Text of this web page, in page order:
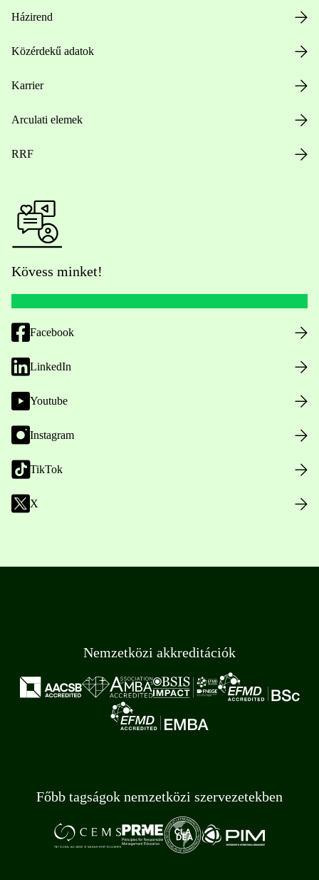
Házirend
Közérdekű adatok
Karrier
Arculati elemek
RRF
Kövess minket!
Facebook
LinkedIn
Youtube
Instagram
TikTok
X
Nemzetközi akkreditációk
Főbb tagságok nemzetközi szervezetekben